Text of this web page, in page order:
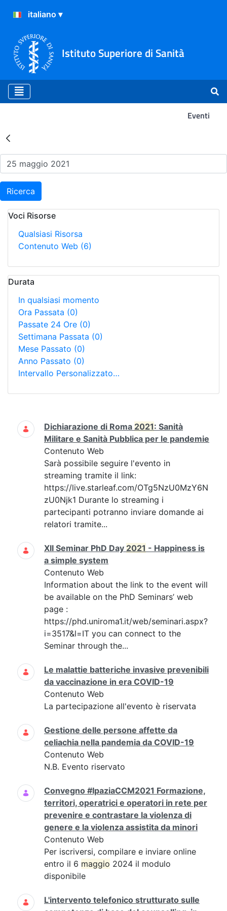
Istituto Superiore di Sanità
Eventi
Risultati della Ricerca -
Ricerca
Voci Risorse
Qualsiasi Risorsa
Contenuto Web (6)
Durata
In qualsiasi momento
Ora Passata (0)
Passate 24 Ore (0)
Settimana Passata (0)
Mese Passato (0)
Anno Passato (0)
Intervallo Personalizzato…
Ricerca
Dichiarazione di Roma 2021: Sanità
Militare e Sanità Pubblica per le pandemie
Contenuto Web
Sarà possibile seguire l'evento in
streaming tramite il link:
https://live.starleaf.com/OTg5NzU0MzY6N
zU0Njk1 Durante lo streaming i
partecipanti potranno inviare domande ai
relatori tramite...
XII Seminar PhD Day 2021 - Happiness is
a simple system
Contenuto Web
Information about the link to the event will
be available on the PhD Seminars’ web
page :
https://phd.uniroma1.it/web/seminari.aspx?
i=3517&l=IT you can connect to the
Seminar through the...
Le malattie batteriche invasive prevenibili
da vaccinazione in era COVID-19
Contenuto Web
La partecipazione all'evento è riservata
Gestione delle persone affette da
celiachia nella pandemia da COVID-19
Contenuto Web
N.B. Evento riservato
Convegno #IpaziaCCM2021 Formazione,
territori, operatrici e operatori in rete per
prevenire e contrastare la violenza di
genere e la violenza assistita da minori
Contenuto Web
Per iscriversi, compilare e inviare online
entro il 6 maggio 2024 il modulo
disponibile
L'intervento telefonico strutturato sulle